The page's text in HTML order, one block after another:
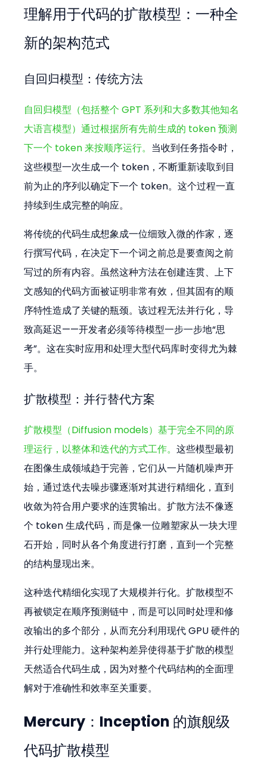
理解用于代码的扩散模型：一种全
新的架构范式
自回归模型：传统方法
自回归模型（包括整个 GPT 系列和大多数其他知名
大语言模型）通过根据所有先前生成的 token 预测
下一个 token 来按顺序运行。 当收到任务指令时，
这些模型一次生成一个 token，不断重新读取到目
前为止的序列以确定下一个 token。这个过程一直
持续到生成完整的响应。
将传统的代码生成想象成一位细致入微的作家，逐
行撰写代码，在决定下一个词之前总是要查阅之前
写过的所有内容。虽然这种方法在创建连贯、上下
文感知的代码方面被证明非常有效，但其固有的顺
序特性造成了关键的瓶颈。该过程无法并行化，导
致高延迟——开发者必须等待模型一步一步地“思
考”。这在实时应用和处理大型代码库时变得尤为棘
手。
扩散模型：并行替代方案
扩散模型（Diffusion models）基于完全不同的原
理运行，以整体和迭代的方式工作。这些模型最初
在图像生成领域趋于完善，它们从一片随机噪声开
始，通过迭代去噪步骤逐渐对其进行精细化，直到
收敛为符合用户要求的连贯输出。扩散方法不像逐
个 token 生成代码，而是像一位雕塑家从一块大理
石开始，同时从各个角度进行打磨，直到一个完整
的结构显现出来。
这种迭代精细化实现了大规模并行化。扩散模型不
再被锁定在顺序预测链中，而是可以同时处理和修
改输出的多个部分，从而充分利用现代 GPU 硬件的
并行处理能力。这种架构差异使得基于扩散的模型
天然适合代码生成，因为对整个代码结构的全面理
解对于准确性和效率至关重要。
Mercury：Inception 的旗舰级
代码扩散模型